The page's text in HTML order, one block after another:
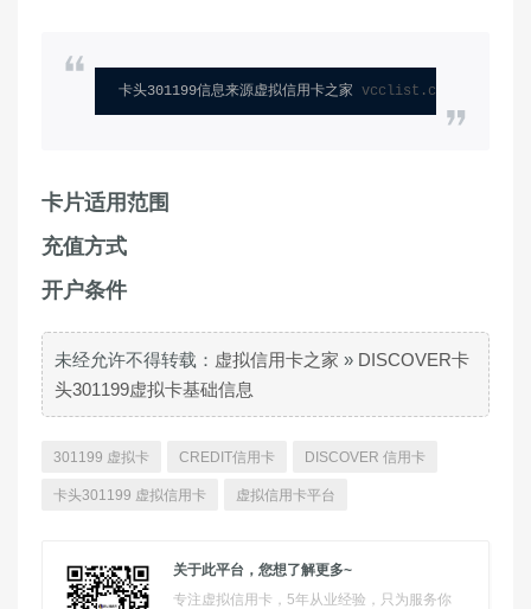
卡头301199信息来源虚拟信用卡之家 vcclist.com
卡片适用范围
充值方式
开户条件
未经允许不得转载： 虚拟信用卡之家 » DISCOVER卡
头301199虚拟卡基础信息
301199 虚拟卡 CREDIT信用卡 DISCOVER 信用卡
卡头301199 虚拟信用卡 虚拟信用卡平台
关于此平台，您想了解更多~
专注虚拟信用卡，5年从业经验，只为服务你